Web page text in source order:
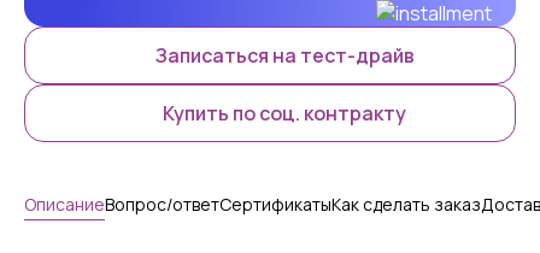
Записаться на тест-драйв
Купить по соц. контракту
ОписаниеВопрос/ответСертификатыКак сделать заказ